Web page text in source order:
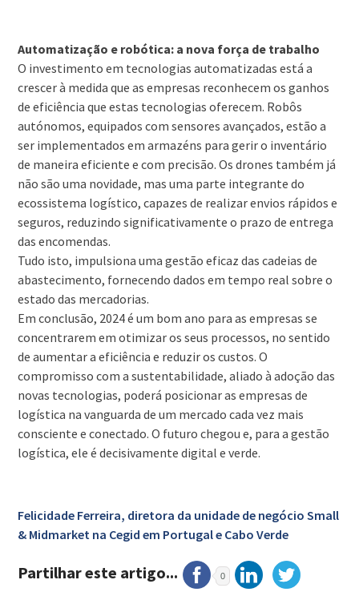
Automatização e robótica: a nova força de trabalho
O investimento em tecnologias automatizadas está a
crescer à medida que as empresas reconhecem os ganhos
de eficiência que estas tecnologias oferecem. Robôs
autónomos, equipados com sensores avançados, estão a
ser implementados em armazéns para gerir o inventário
de maneira eficiente e com precisão. Os drones também já
não são uma novidade, mas uma parte integrante do
ecossistema logístico, capazes de realizar envios rápidos e
seguros, reduzindo significativamente o prazo de entrega
das encomendas.
Tudo isto, impulsiona uma gestão eficaz das cadeias de
abastecimento, fornecendo dados em tempo real sobre o
estado das mercadorias.
Em conclusão, 2024 é um bom ano para as empresas se
concentrarem em otimizar os seus processos, no sentido
de aumentar a eficiência e reduzir os custos. O
compromisso com a sustentabilidade, aliado à adoção das
novas tecnologias, poderá posicionar as empresas de
logística na vanguarda de um mercado cada vez mais
consciente e conectado. O futuro chegou e, para a gestão
logística, ele é decisivamente digital e verde.
Felicidade Ferreira, diretora da unidade de negócio Small
& Midmarket na Cegid em Portugal e Cabo Verde
Partilhar este artigo... 0